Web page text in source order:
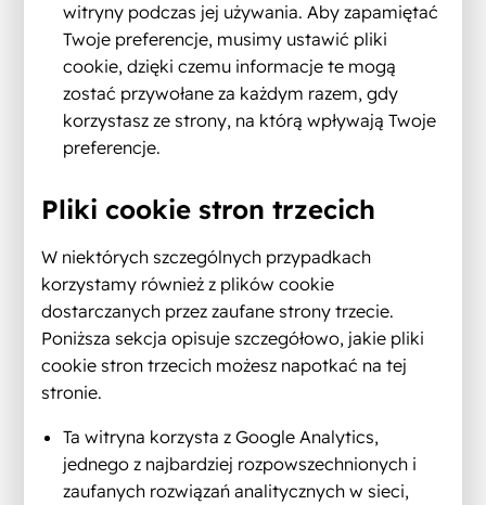
witryny podczas jej używania. Aby zapamiętać
Twoje preferencje, musimy ustawić pliki
cookie, dzięki czemu informacje te mogą
zostać przywołane za każdym razem, gdy
korzystasz ze strony, na którą wpływają Twoje
preferencje.
Pliki cookie stron trzecich
W niektórych szczególnych przypadkach
korzystamy również z plików cookie
dostarczanych przez zaufane strony trzecie.
Poniższa sekcja opisuje szczegółowo, jakie pliki
cookie stron trzecich możesz napotkać na tej
stronie.
Ta witryna korzysta z Google Analytics,
jednego z najbardziej rozpowszechnionych i
zaufanych rozwiązań analitycznych w sieci,